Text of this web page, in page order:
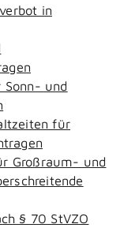
in
Sonn- und
für
Großraum- und
§ 70 StVZO